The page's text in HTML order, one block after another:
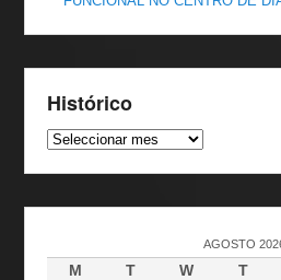
Histórico
Histórico
AGOSTO
M T W T